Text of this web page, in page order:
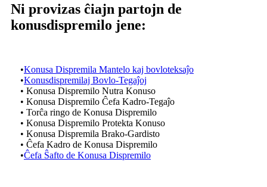
Ni provizas ĉiajn partojn de
konusdispremilo jene:
•Konusa Dispremila Mantelo kaj bovloteksaĵo
•Konusdispremilaj Bovlo-Tegaĵoj
• Konusa Dispremilo Nutra Konuso
• Konusa Dispremilo Ĉefa Kadro-Tegaĵo
• Torĉa ringo de Konusa Dispremilo
• Konusa Dispremilo Protekta Konuso
• Konusa Dispremila Brako-Gardisto
• Ĉefa Kadro de Konusa Dispremilo
•Ĉefa Ŝafto de Konusa Dispremilo